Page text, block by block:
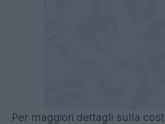
Per maggiori dettagli sulla